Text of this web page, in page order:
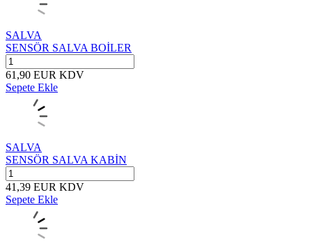
SALVA
SENSÖR SALVA BOİLER
61,90 EUR KDV
Sepete Ekle
SALVA
SENSÖR SALVA KABİN
41,39 EUR KDV
Sepete Ekle